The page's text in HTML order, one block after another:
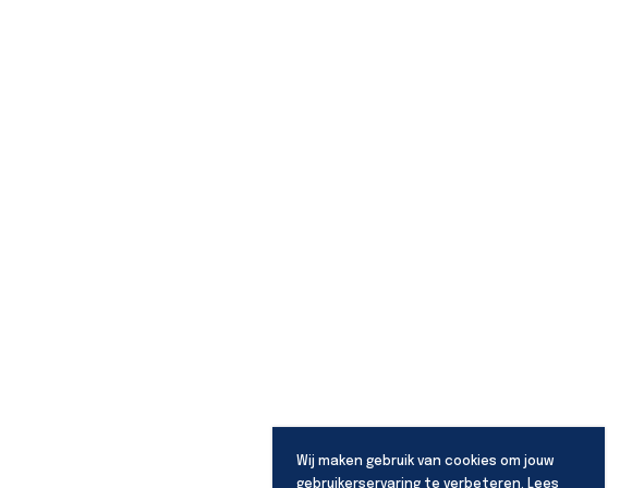
Wij maken gebruik van cookies om jouw
gebruikerservaring te verbeteren. Lees